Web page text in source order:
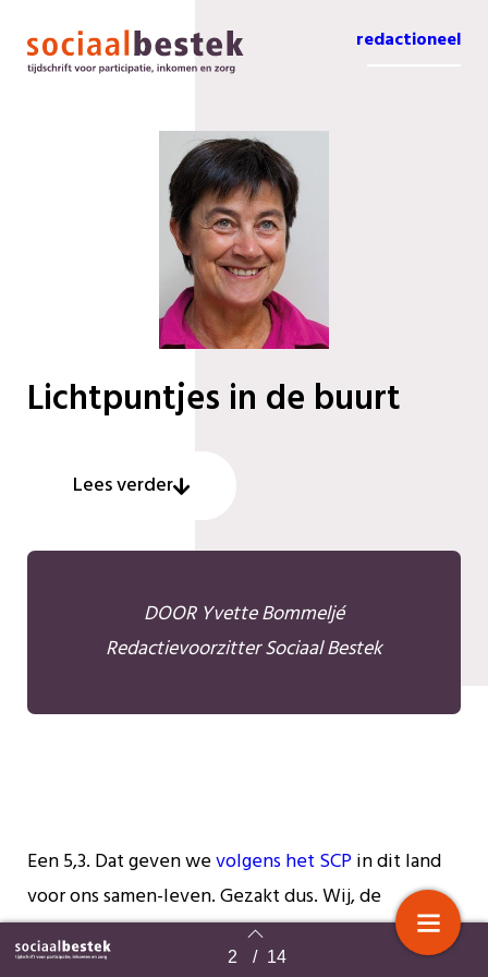
Terug naar overzicht 2 / 14
redactioneel
Lichtpuntjes in de buurt
Lees verder
DOOR Yvette Bommeljé
Redactievoorzitter Sociaal Bestek
Een 5,3. Dat geven wevolgens het SCPin dit land
voor ons samen-leven. Gezakt dus. Wij, de
samenleving, wijten dat aan discriminatie en
spanningen tussen groepen mensen, de